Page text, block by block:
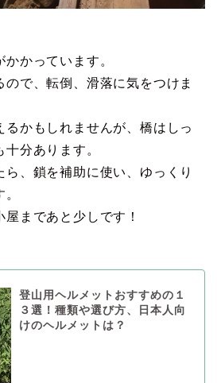
かっています。
で、転倒、滑落に気をつけま
るかもしれませんが、橋はしっ
分あります。
ら、鎖を補助に使い、ゆっくり
まであと少しです！
登山用ヘルメットおすすめの１
３選！種類や選び方、日本人向
けのヘルメットは？